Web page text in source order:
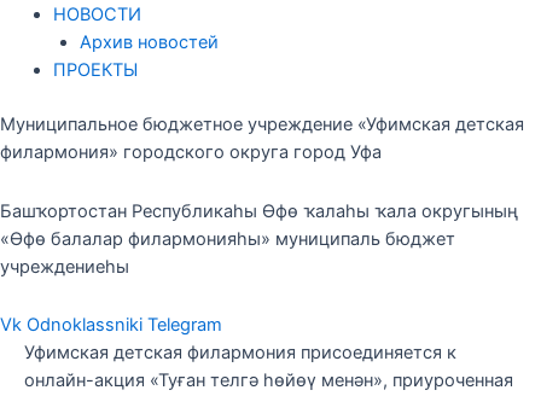
НОВОСТИ
Архив новостей
ПРОЕКТЫ
Муниципальное бюджетное учреждение «Уфимская детская
филармония» городского округа город Уфа
Башҡортостан Республикаһы Өфө ҡалаһы ҡала округының
«Өфө балалар филармонияһы» муниципаль бюджет
учреждениеһы
Vk Odnoklassniki Telegram
Уфимская детская филармония присоединяется к
онлайн-акция «Туған телгә һөйөү менән», приуроченная